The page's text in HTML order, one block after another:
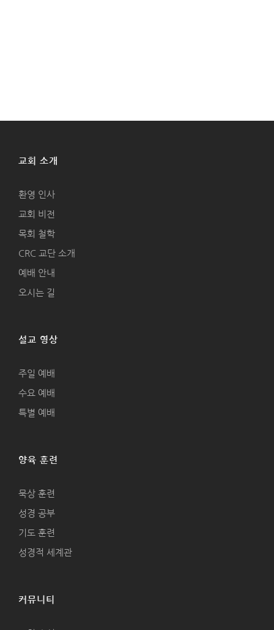
교회 소개
환영 인사
교회 비전
목회 철학
CRC 교단 소개
예배 안내
오시는 길
설교 영상
주일 예배
수요 예배
특별 예배
양육 훈련
묵상 훈련
성경 공부
기도 훈련
성경적 세계관
커뮤니티